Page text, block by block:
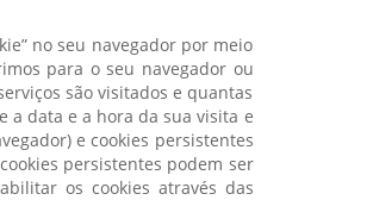
no seu navegador por meio
para o seu navegador ou
são visitados e quantas
a data e a hora da sua visita e
e cookies persistentes
persistentes podem ser
os cookies através das